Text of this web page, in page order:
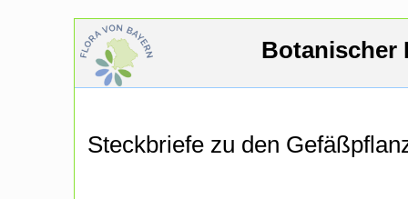
Botanischer
Steckbriefe zu den